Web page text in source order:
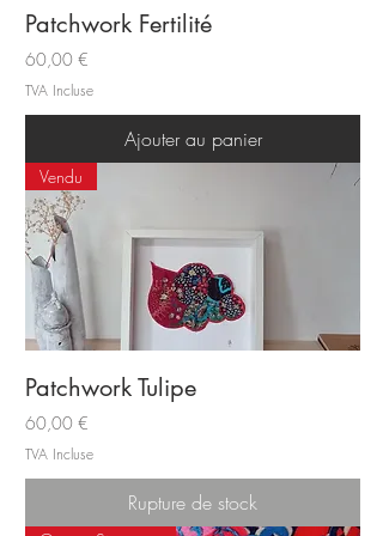
Patchwork Fertilité
Prix
60,00 €
TVA Incluse
Ajouter au panier
Vendu
Patchwork Tulipe
Prix
60,00 €
TVA Incluse
Rupture de stock